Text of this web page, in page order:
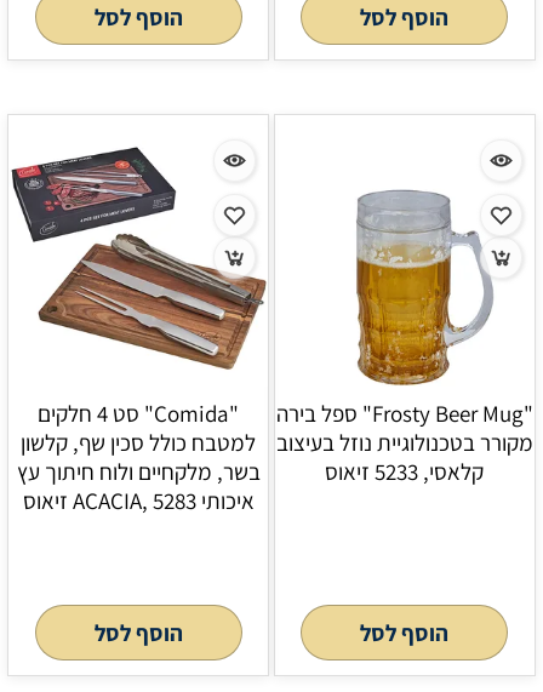
הוסף לסל הוסף לסל
"Frosty Beer Mug" ספל בירה
מקורר בטכנולוגיית נוזל בעיצוב
קלאסי, 5233 זיאוס
הוסף לסל
"Comida" סט 4 חלקים
למטבח כולל סכין שף, קלשון
בשר, מלקחיים ולוח חיתוך עץ
איכותי ACACIA, 5283 זיאוס
הוסף לסל